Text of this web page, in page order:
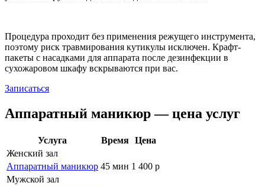
Процедура проходит без применения режущего инструмента,
поэтому риск травмирования кутикулы исключен. Крафт-
пакеты с насадками для аппарата после дезинфекции в
сухожаровом шкафу вскрываются при вас.
Записаться
Аппаратный маникюр — цена услуг
Услуга Время
Цена
Женский зал
Аппаратный маникюр 45 мин 1 400 р
Мужской зал